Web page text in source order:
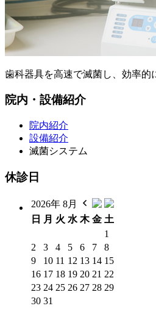
歯科器具を高速で滅菌し、効率的
院内・設備紹介
院内紹介
設備紹介
滅菌システム
休診日
2026年 8月
日 月 火 水 木 金 土
1
2
3 4 5 6 7
8
9
10 11 12 13 14 15
16 17 18 19 20 21 22
23 24 25 26 27 28 29
30 31